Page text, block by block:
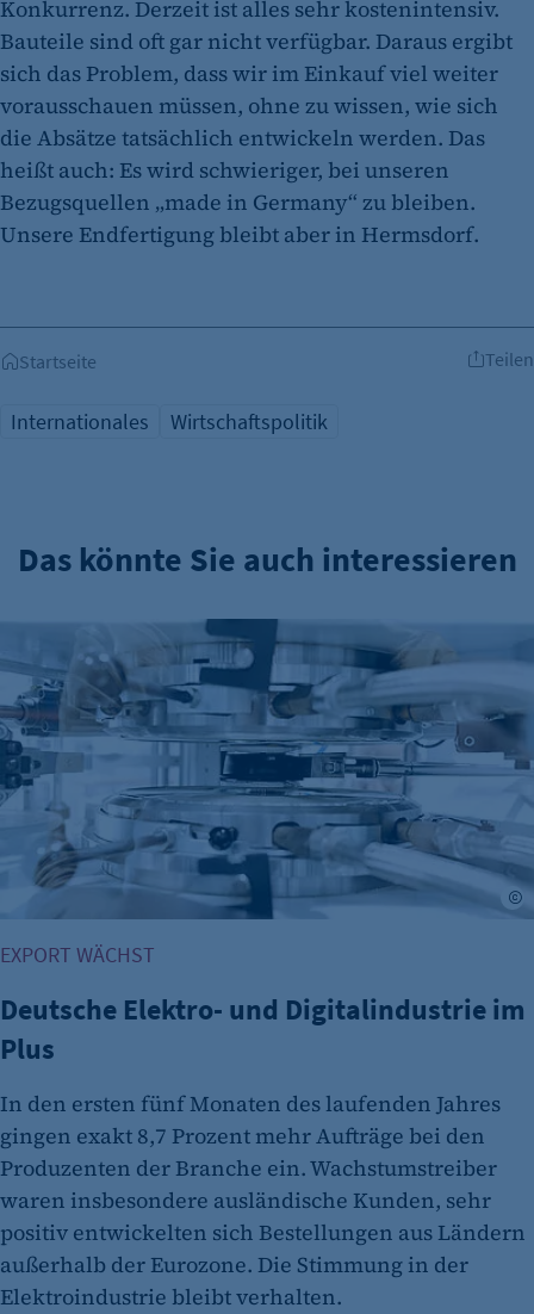
Besuchers, wenn auf der Seite des Kunden das
Tracking Opt-In ausgespielt wird. Wird auch
für ein eventuelles Opt-Out verwendet.
Cookie Laufzeit:
"no" - 50 Jahre "yes" - 480 Tage
fe_typo_user
Name:
Anbieter:
CMS TYPO3
Session-Cookie für die Verwaltung von
Cookie Laufzeit:
Cookie Consent
Name:
cookie_consent
Zweck:
Dieser Cookie speichert die ausgewählten
Einverständnis-Optionen des Benutzers
Cookie Laufzeit:
1 Jahr
Name:
et_oi_v2
Anbieter:
etracker GmbH
Konkurrenz. Derzeit ist alles sehr kostenintensiv.
Bauteile sind oft gar nicht verfügbar. Daraus ergibt
sich das Problem, dass wir im Einkauf viel weiter
vorausschauen müssen, ohne zu wissen, wie sich
die Absätze tatsächlich entwickeln werden. Das
heißt auch: Es wird schwieriger, bei unseren
Bezugsquellen „made in Germany“ zu bleiben.
Unsere Endfertigung bleibt aber in Hermsdorf.
Startseite Teilen
Internationales Wirtschaftspolitik
Das könnte Sie auch interessieren
Deutsche Elektro- und Digitalindustrie im Plus
EXPORT WÄCHST
Deutsche Elektro- und Digitalindustrie im
Plus
In den ersten fünf Monaten des laufenden Jahres
gingen exakt 8,7 Prozent mehr Aufträge bei den
Produzenten der Branche ein. Wachstumstreiber
waren insbesondere ausländische Kunden, sehr
positiv entwickelten sich Bestellungen aus Ländern
außerhalb der Eurozone. Die Stimmung in der
Elektroindustrie bleibt verhalten.